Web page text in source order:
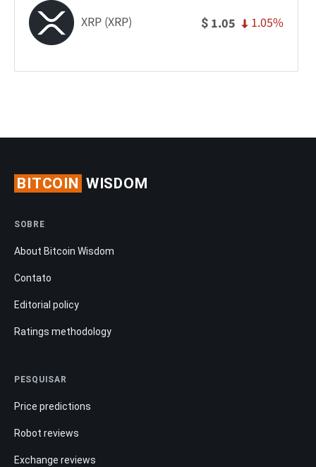
XRP (XRP) $ 1.05 1.05%
BITCOIN WISDOM
SOBRE
About Bitcoin Wisdom
Contato
Editorial policy
Ratings methodology
PESQUISAR
Price predictions
Robot reviews
Exchange reviews